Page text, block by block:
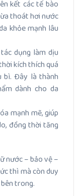
kết các tế bào
thoát hơi nước
khỏe mạnh lâu
dụng làm dịu
kích thích quá
bì. Đây là thành
dành cho da
mạnh mẽ, giúp
đồng thời tăng
nước – bảo vệ –
thì mà còn duy
trong.